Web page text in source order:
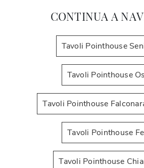
CONTINUA A
Tavoli Pointhouse
Tavoli Pointhouse
Tavoli Pointhouse
Tavoli Pointhouse
Tavoli Pointhouse